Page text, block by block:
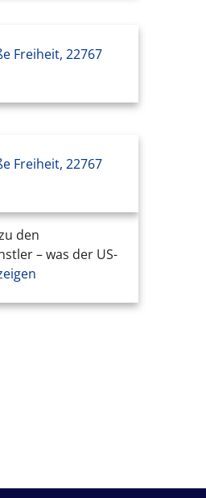
Freiheit, 22767
Freiheit, 22767
den
– was der US-